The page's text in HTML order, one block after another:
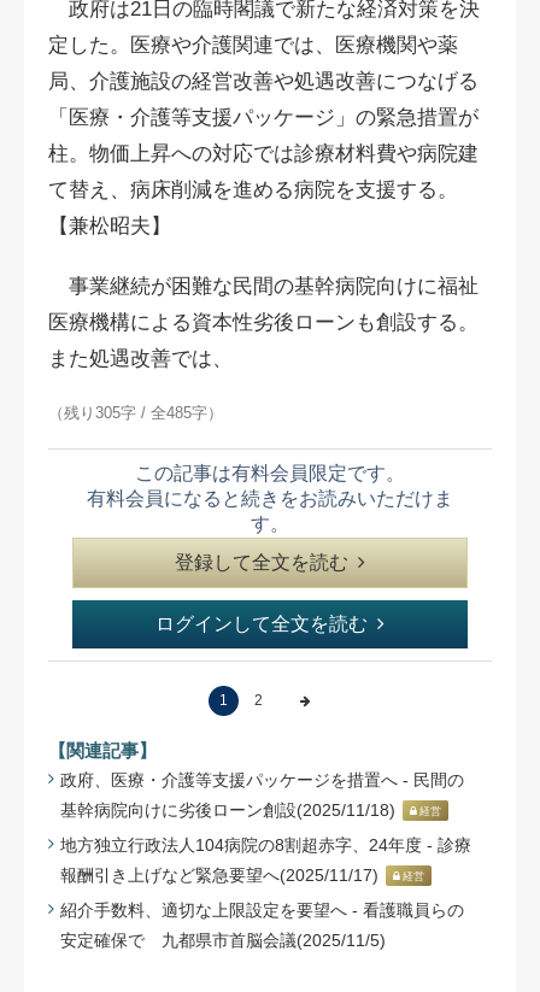
政府は21日の臨時閣議で新たな経済対策を決
定した。医療や介護関連では、医療機関や薬
局、介護施設の経営改善や処遇改善につなげる
「医療・介護等支援パッケージ」の緊急措置が
柱。物価上昇への対応では診療材料費や病院建
て替え、病床削減を進める病院を支援する。
【兼松昭夫】
事業継続が困難な民間の基幹病院向けに福祉
医療機構による資本性劣後ローンも創設する。
また処遇改善では、
（残り305字 / 全485字）
この記事は有料会員限定です。
有料会員になると続きをお読みいただけま
す。
登録して全文を読む
ログインして全文を読む
1 2
【関連記事】
政府、医療・介護等支援パッケージを措置へ - 民間の
基幹病院向けに劣後ローン創設(2025/11/18)
経営
地方独立行政法人104病院の8割超赤字、24年度 - 診療
報酬引き上げなど緊急要望へ(2025/11/17)
経営
紹介手数料、適切な上限設定を要望へ - 看護職員らの
安定確保で 九都県市首脳会議(2025/11/5)